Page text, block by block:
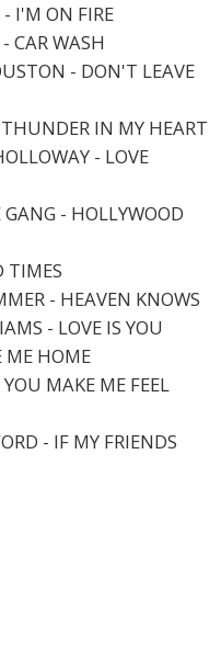
I'M ON FIRE
CAR WASH
- DON'T LEAVE
IN MY HEART
- LOVE
- HOLLYWOOD
TIMES
- HEAVEN KNOWS
- LOVE IS YOU
HOME
MAKE ME FEEL
- IF MY FRIENDS